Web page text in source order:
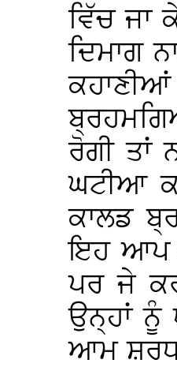
ਵਿੱਚ ਜਾ
ਦਿਮਾਗ
ਰੋਗੀ ਤਾਂ
ਘਟੀਆ
ਕਾਲਡ
ਇਹ ਆਪ
ਪਰ ਜੇ
ਉਨ੍ਹਾਂ ਨੂੰ
ਆਮ